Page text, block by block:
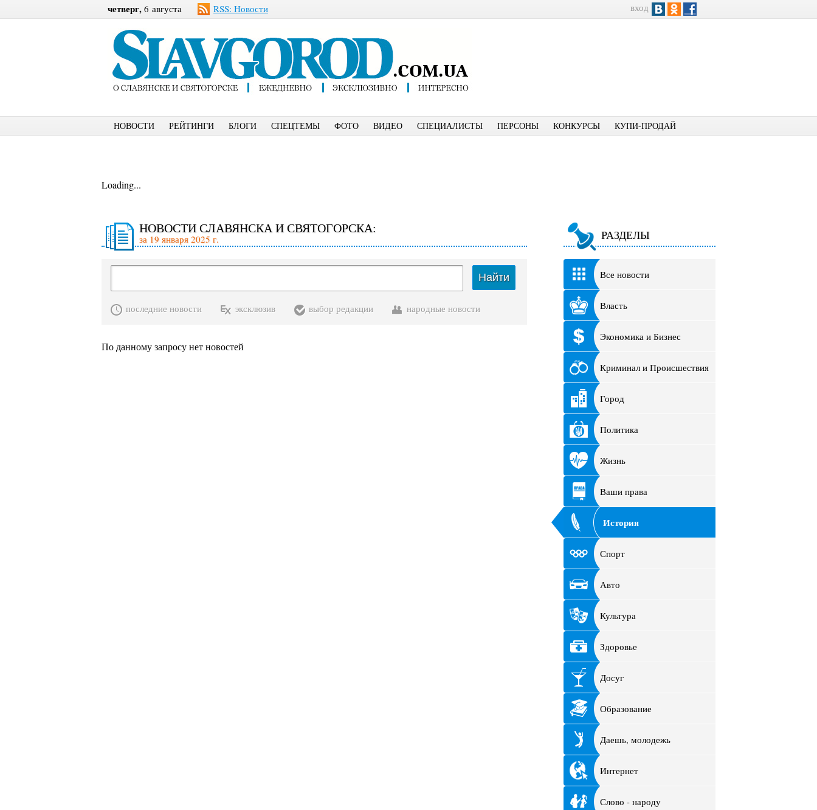
четверг, 6 августа RSS: Новости вход
НОВОСТИ РЕЙТИНГИ БЛОГИ СПЕЦТЕМЫ ФОТО ВИДЕО СПЕЦИАЛИСТЫ ПЕРСОНЫ КОНКУРСЫ КУПИ-ПРОДАЙ
Loading...
НОВОСТИ СЛАВЯНСКА И СВЯТОГОРСКА:
за 19 января 2025 г.
Найти
последние новости эксклюзив выбор редакции народные новости
По данному запросу нет новостей
РАЗДЕЛЫ
Все новости
Власть
Экономика и Бизнес
Криминал и Происшествия
Город
Политика
Жизнь
Ваши права
История
Спорт
Авто
Культура
Здоровье
Досуг
Образование
Даешь, молодежь
Интернет
Слово - народу